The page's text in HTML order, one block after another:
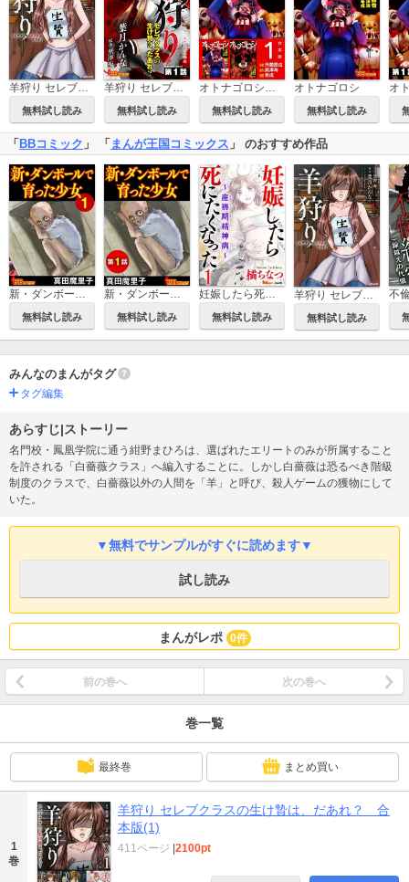
羊狩り セレブクラスの生け贄は、だあれ？
無料試し読み 無料試し読み 無料試し読み
オトナゴロシ
無料試し読み
「 BBコミック 」 「 まんが王国コミックス 」 のおすすめ作品
新・ダンボールで育った少女
無料試し読み
新・ダンボールで育った少女（分冊版）
無料試し読み
妊娠したら死にたくなった～産褥期精神病～
無料試し読み 無料試し読み
みんなのまんがタグ
タグ編集
あらすじ|ストーリー
名門校・鳳凰学院に通う紺野まひろは、選ばれたエリートのみが所属すること
を許される「白薔薇クラス」へ編入することに。しかし白薔薇は恐るべき階級
制度のクラスで、白薔薇以外の人間を「羊」と呼び、殺人ゲームの獲物にして
いた。
▼無料でサンプルがすぐに読めます▼
試し読み
まんがレポ 0件
前の巻へ 次の巻へ
巻一覧
最終巻 まとめ買い
1
巻
羊狩り セレブクラスの生け贄は、だあれ？ 合
本版(1)
411ページ |2100pt